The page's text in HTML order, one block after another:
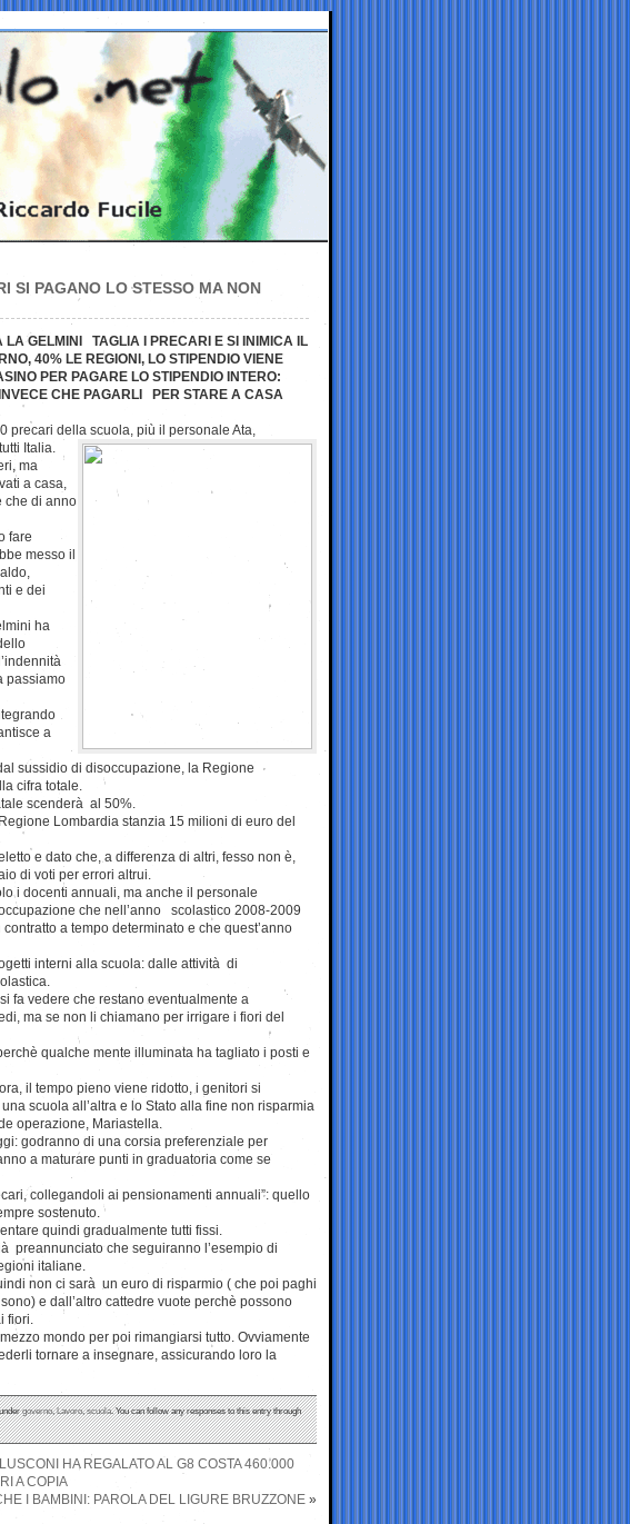
SI PAGANO LO STESSO MA NON
GELMINI TAGLIA I PRECARI E SI INIMICA IL
40% LE REGIONI, LO STIPENDIO VIENE
PER PAGARE LO STIPENDIO INTERO:
CHE PAGARLI PER STARE A CASA
precari della scuola, più il personale Ata,
Italia.
ma
a casa,
che di anno
fare
messo il
e dei
ha
passiamo
a
sussidio di disoccupazione, la Regione
cifra totale.
scenderà al 50%.
Lombardia stanzia 15 milioni di euro del
e dato che, a differenza di altri, fesso non è,
di voti per errori altrui.
i docenti annuali, ma anche il personale
che nell’anno scolastico 2008-2009
a tempo determinato e che quest’anno
interni alla scuola: dalle attività di
fa vedere che restano eventualmente a
ma se non li chiamano per irrigare i fiori del
qualche mente illuminata ha tagliato i posti e
il tempo pieno viene ridotto, i genitori si
scuola all’altra e lo Stato alla fine non risparmia
operazione, Mariastella.
godranno di una corsia preferenziale per
a maturare punti in graduatoria come se
collegandoli ai pensionamenti annuali”: quello
sostenuto.
quindi gradualmente tutti fissi.
preannunciato che seguiranno l’esempio di
italiane.
non ci sarà un euro di risparmio ( che poi paghi
e dall’altro cattedre vuote perchè possono
fiori.
mondo per poi rimangiarsi tutto. Ovviamente
tornare a insegnare, assicurando loro la
governo,Lavoro,scuola. You can follow any responses to this entry through
HA REGALATO AL G8 COSTA 460.000
A COPIA
I BAMBINI: PAROLA DEL LIGURE BRUZZONE »